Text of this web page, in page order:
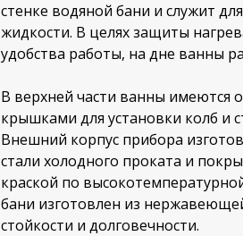
стенке водяной бани и служит
жидкости. В целях защиты
удобства работы, на дне ванны
В верхней части ванны имеются
крышками для установки колб и
Внешний корпус прибора
стали холодного проката и
краской по
бани изготовлен из
стойкости и долговечности.